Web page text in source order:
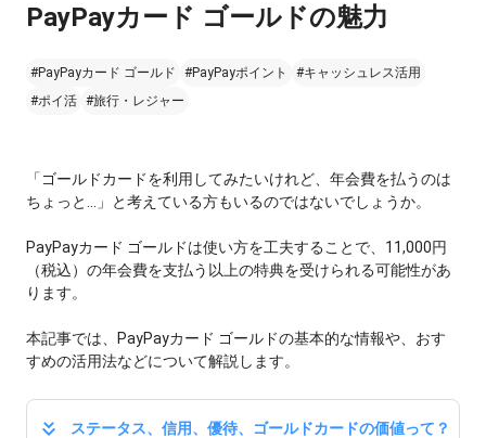
PayPayカード ゴールドの魅力
#PayPayカード ゴールド #PayPayポイント
#キャッシュレス活用
#ポイ活 #旅行・レジャー
「ゴールドカードを利用してみたいけれど、年会費を払うのは
ちょっと...」と考えている方もいるのではないでしょうか。
PayPayカード ゴールドは使い方を工夫することで、11,000円
（税込）の年会費を支払う以上の特典を受けられる可能性があ
ります。
本記事では、PayPayカード ゴールドの基本的な情報や、おす
すめの活用法などについて解説します。
ステータス、信用、優待、ゴールドカードの価値って？